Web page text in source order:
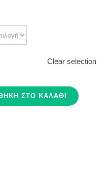
Clear selection
ΣΤΟ ΚΑΛΆΘΙ